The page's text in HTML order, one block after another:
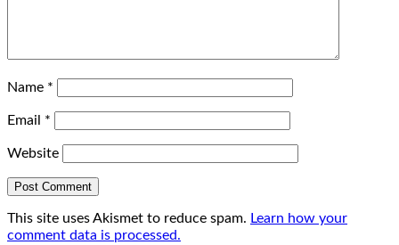
Name *
Email *
Website
This site uses Akismet to reduce spam. Learn how your
comment data is processed.